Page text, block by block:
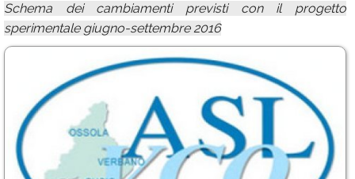
Schema dei cambiamenti previsti con il progetto
sperimentale giugno-settembre 2016